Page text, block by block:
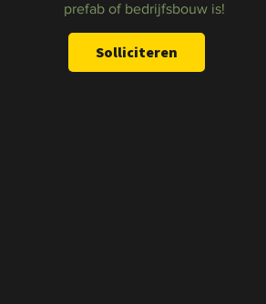
prefab of bedrijfsbouw is!
Solliciteren